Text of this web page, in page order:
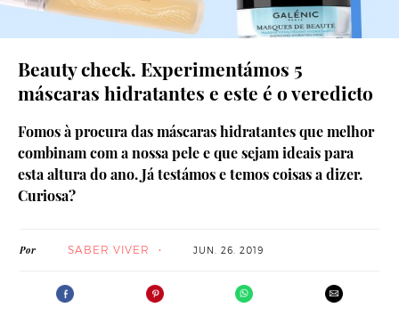
Beauty check. Experimentámos 5
máscaras hidratantes e este é o veredicto
Fomos à procura das máscaras hidratantes que melhor
combinam com a nossa pele e que sejam ideais para
esta altura do ano. Já testámos e temos coisas a dizer.
Curiosa?
Por SABER VIVER JUN. 26. 2019